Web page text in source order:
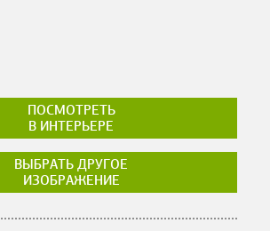
ПОСМОТРЕТЬ
В ИНТЕРЬЕРЕ
ВЫБРАТЬ ДРУГОЕ
ИЗОБРАЖЕНИЕ